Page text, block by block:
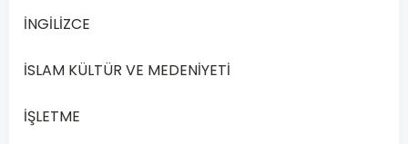
inceler.
Toplumsal
yapıda
İNGİLİZCE
İSLAM KÜLTÜR VE MEDENİYETİ
İŞLETME